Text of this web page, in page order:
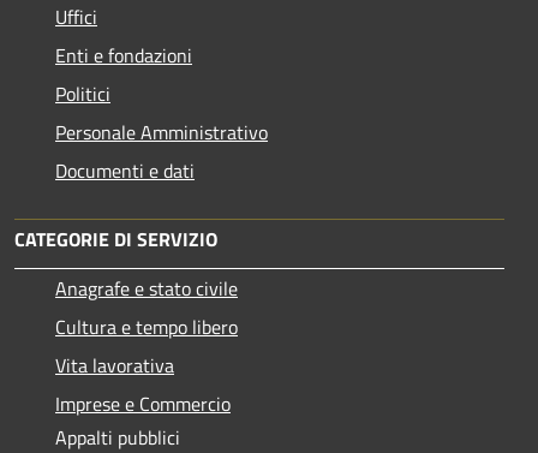
Uffici
Enti e fondazioni
Politici
Personale Amministrativo
Documenti e dati
CATEGORIE DI SERVIZIO
Anagrafe e stato civile
Cultura e tempo libero
Vita lavorativa
Imprese e Commercio
Appalti pubblici